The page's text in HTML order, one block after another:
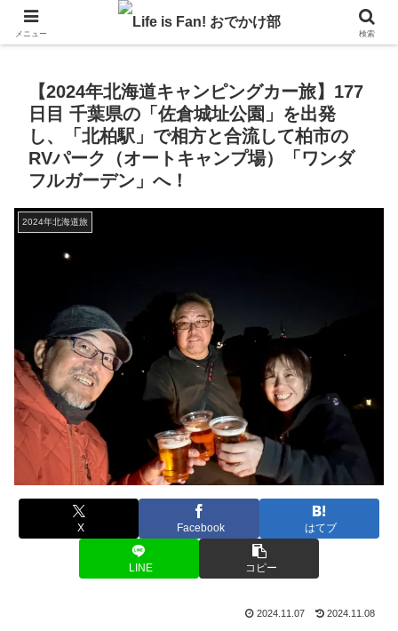
自作キャンピングカーで1年の3分の1を北海道でのんびりバンライフ♪
【2024年北海道キャンピングカー旅】177
日目 千葉県の「佐倉城址公園」を出発
し、「北柏駅」で相方と合流して柏市の
RVパーク（オートキャンプ場）「ワンダ
フルガーデン」へ！
2024年北海道旅
X Facebook はてブ
LINE コピー
2024.11.07 2024.11.08
メニュー 検索